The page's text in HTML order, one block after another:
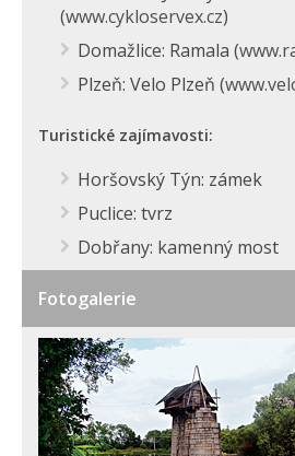
(www.cykloservex.cz)
Domažlice: Ramala (
Plzeň: Velo Plzeň (
Turistické zajímavosti:
Horšovský Týn: zámek
Puclice: tvrz
Dobřany: kamenný most
Fotogalerie